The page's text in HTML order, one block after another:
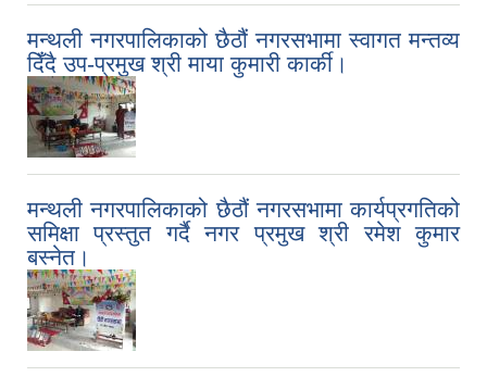
मन्थली नगरपालिकाको छैठौं नगरसभामा स्वागत मन्तव्य
दिँदै उप-प्रमुख श्री माया कुमारी कार्की।
मन्थली नगरपालिकाको छैठौं नगरसभामा कार्यप्रगतिको
समिक्षा प्रस्तुत गर्दै नगर प्रमुख श्री रमेश कुमार
बस्नेत।